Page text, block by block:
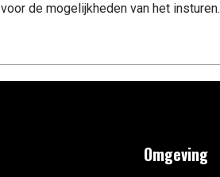
voor de mogelijkheden van het insturen.
Omgeving